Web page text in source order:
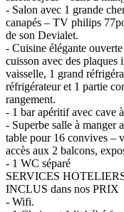
- Salon avec 1 grande
canapés – TV philips
de son Devialet.
- Cuisine élégante
cuisson avec des
vaisselle, 1 grand
réfrigérateur et 1 partie
rangement.
- 1 bar apéritif avec cave
- Superbe salle à manger
table pour 16 convives –
accès aux 2 balcons,
- 1 WC séparé
SERVICES
INCLUS dans nos PRIX
- Wifi.